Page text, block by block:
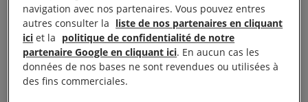
Table se signatures et de soutiens campagne « 10
jours pour signer » au Restaurant administratif, rue
Joséphine, de 12h à 14h.
navigation avec nos partenaires. Vous pouvez entres
autres consulter la liste de nos partenaires en cliquant
ici et la politique de confidentialité de notre
partenaire Google en cliquant ici. En aucun cas les
données de nos bases ne sont revendues ou utilisées à
des fins commerciales.